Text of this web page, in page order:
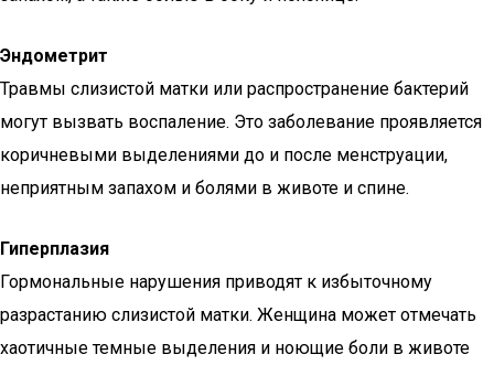
Эндометрит
Травмы слизистой матки или распространение бактерий
могут вызвать воспаление. Это заболевание проявляется
коричневыми выделениями до и после менструации,
неприятным запахом и болями в животе и спине.
Гиперплазия
Гормональные нарушения приводят к избыточному
разрастанию слизистой матки. Женщина может отмечать
хаотичные темные выделения и ноющие боли в животе